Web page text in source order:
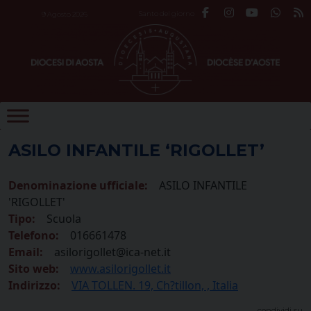
9 Agosto 2026
ASILO INFANTILE ‘RIGOLLET’
Denominazione ufficiale:
ASILO INFANTILE
'RIGOLLET'
Tipo:
Scuola
Telefono:
016661478
Email:
asilorigollet@ica-net.it
Sito web:
www.asilorigollet.it
Indirizzo:
VIA TOLLEN. 19, Ch?tillon, , Italia